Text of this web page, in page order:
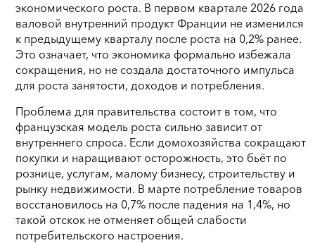
экономического роста. В первом квартале 2026 года
валовой внутренний продукт Франции не изменился
к предыдущему кварталу после роста на 0,2% ранее.
Это означает, что экономика формально избежала
сокращения, но не создала достаточного импульса
для роста занятости, доходов и потребления.
Проблема для правительства состоит в том, что
французская модель роста сильно зависит от
внутреннего спроса. Если домохозяйства сокращают
покупки и наращивают осторожность, это бьёт по
рознице, услугам, малому бизнесу, строительству и
рынку недвижимости. В марте потребление товаров
восстановилось на 0,7% после падения на 1,4%, но
такой отскок не отменяет общей слабости
потребительского настроения.